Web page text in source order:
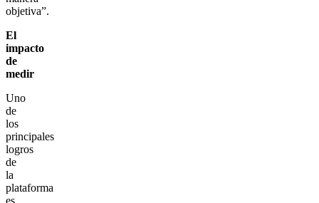
objetiva”.
El
impacto
de
medir
Uno
de
los
principales
logros
de
la
plataforma